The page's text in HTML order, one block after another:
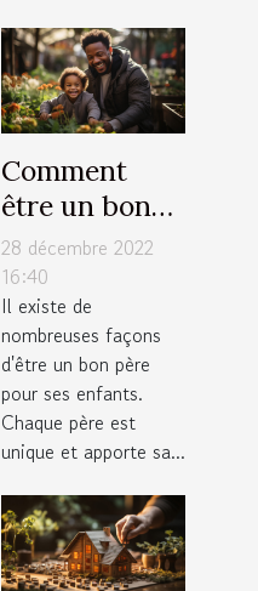
Comment
être un bon
père pour ses
enfants ?
28 décembre 2022
16:40
Il existe de
nombreuses façons
d'être un bon père
pour ses enfants.
Chaque père est
unique et apporte sa...